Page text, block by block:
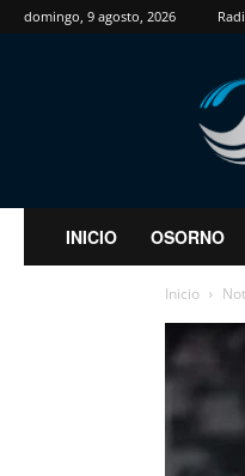
domingo, 9 agosto, 2026
INICIO OSORNO
Inicio